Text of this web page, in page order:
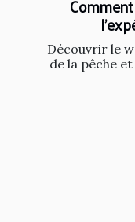
Découvrir le
de la pêche